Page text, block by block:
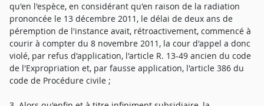
qu'en l'espèce, en considérant qu'en raison de la radiation
prononcée le 13 décembre 2011, le délai de deux ans de
péremption de l'instance avait, rétroactivement, commencé à
courir à compter du 8 novembre 2011, la cour d'appel a donc
violé, par refus d'application, l'article R. 13-49 ancien du code
de l'Expropriation et, par fausse application, l'article 386 du
code de Procédure civile ;